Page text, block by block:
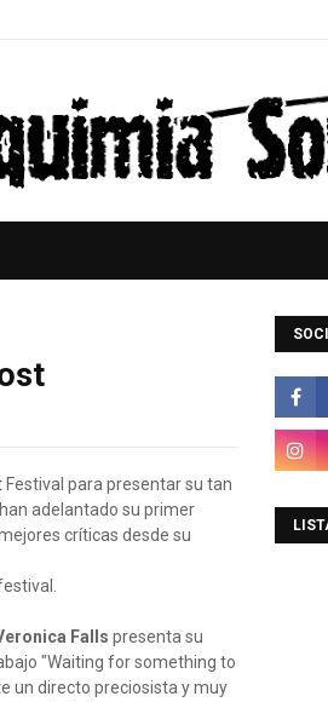
Festival para presentar su tan
adelantado su primer
críticas desde su
Falls presenta su
"Waiting for something to
un directo preciosista y muy